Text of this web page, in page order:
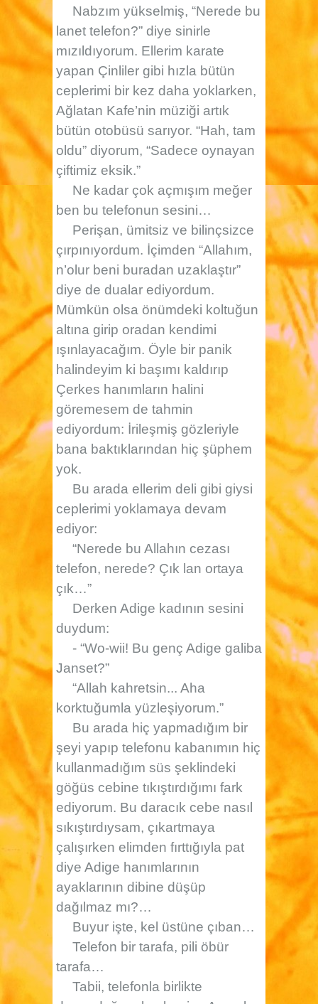
Nabzım yükselmiş, “Nerede bu
lanet telefon?” diye sinirle
mızıldıyorum. Ellerim karate
yapan Çinliler gibi hızla bütün
ceplerimi bir kez daha yoklarken,
Ağlatan Kafe’nin müziği artık
bütün otobüsü sarıyor. “Hah, tam
oldu” diyorum, “Sadece oynayan
çiftimiz eksik.”
Ne kadar çok açmışım meğer
ben bu telefonun sesini…
Perişan, ümitsiz ve bilinçsizce
çırpınıyordum. İçimden “Allahım,
n’olur beni buradan uzaklaştır”
diye de dualar ediyordum.
Mümkün olsa önümdeki koltuğun
altına girip oradan kendimi
ışınlayacağım. Öyle bir panik
halindeyim ki başımı kaldırıp
Çerkes hanımların halini
göremesem de tahmin
ediyordum: İrileşmiş gözleriyle
bana baktıklarından hiç şüphem
yok.
Bu arada ellerim deli gibi giysi
ceplerimi yoklamaya devam
ediyor:
“Nerede bu Allahın cezası
telefon, nerede? Çık lan ortaya
çık…”
Derken Adige kadının sesini
duydum:
- “Wo-wii! Bu genç Adige galiba
Janset?”
“Allah kahretsin... Aha
korktuğumla yüzleşiyorum.”
Bu arada hiç yapmadığım bir
şeyi yapıp telefonu kabanımın hiç
kullanmadığım süs şeklindeki
göğüs cebine tıkıştırdığımı fark
ediyorum. Bu daracık cebe nasıl
sıkıştırdıysam, çıkartmaya
çalışırken elimden fırttığıyla pat
diye Adige hanımlarının
ayaklarının dibine düşüp
dağılmaz mı?…
Buyur işte, kel üstüne çıban…
Telefon bir tarafa, pili öbür
tarafa…
Tabii, telefonla birlikte